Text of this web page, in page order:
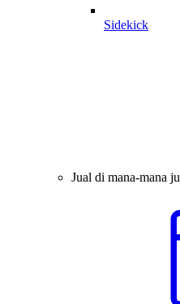
Sidekick
Jual di mana-mana